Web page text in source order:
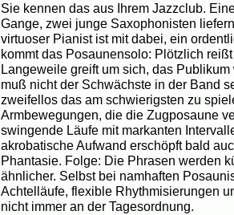
Sie kennen das aus Ihrem Jazzclub.
Gange, zwei junge Saxophonisten
virtuoser Pianist ist mit dabei, ein
kommt das Posaunensolo: Plötzlich
Langeweile greift um sich, das
muß nicht der Schwächste in der Band
zweifellos das am schwierigsten zu
Armbewegungen, die die Zugposaune
swingende Läufe mit markanten
akrobatische Aufwand erschöpft bald
Phantasie. Folge: Die Phrasen werden
ähnlicher. Selbst bei namhaften
Achtelläufe, flexible Rhythmisierungen
nicht immer an der Tagesordnung.